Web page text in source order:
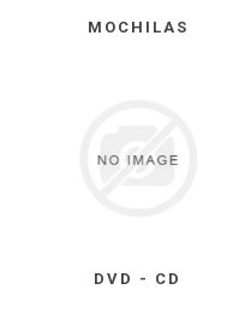
MOCHILAS
DVD - CD